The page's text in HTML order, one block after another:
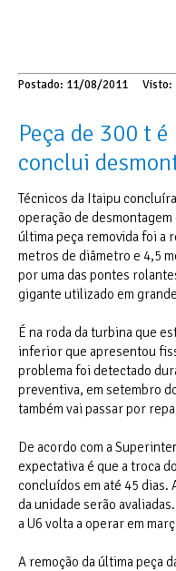
Postado: 11/08/2011 Visto:
Peça de 300 t
conclui
Técnicos da Itaipu
operação de
última peça removida foi a
metros de diâmetro e 4,5
por uma das pontes
gigante utilizado em
É na roda da turbina que
inferior que apresentou
problema foi detectado
preventiva, em setembro
também vai passar por
De acordo com a
expectativa é que a troca
concluídos em até 45 dias.
da unidade serão
a U6 volta a operar em
A remoção da última peça